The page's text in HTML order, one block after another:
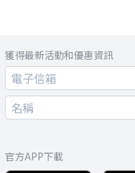
獲得最新活動和優惠資訊
官方APP下載